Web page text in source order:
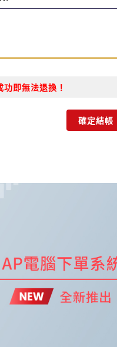
即無法退換！
確定結帳